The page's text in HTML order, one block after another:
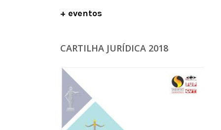
+ eventos
CARTILHA JURÍDICA 2018